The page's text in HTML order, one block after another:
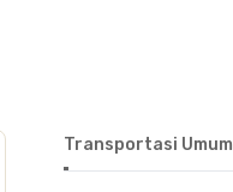
Transportasi Umum